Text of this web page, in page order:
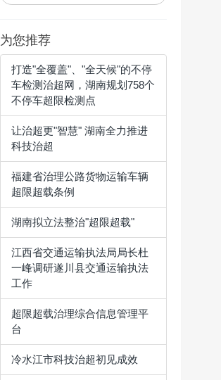
为您推荐
打造"全覆盖"、"全天候"的不停
车检测治超网，湖南规划758个
不停车超限检测点
让治超更"智慧" 湖南全力推进
科技治超
福建省治理公路货物运输车辆
超限超载条例
湖南拟立法整治"超限超载"
江西省交通运输执法局局长杜
一峰调研遂川县交通运输执法
工作
超限超载治理综合信息管理平
台
冷水江市科技治超初见成效